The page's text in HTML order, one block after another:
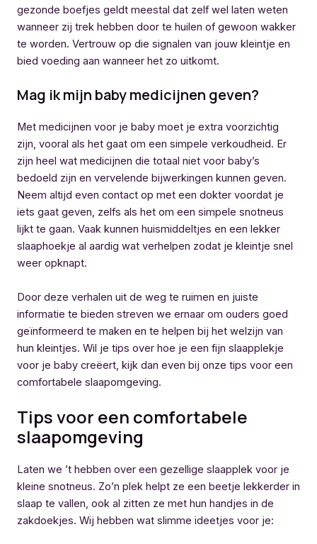
gezonde boefjes geldt meestal dat zelf wel laten weten
wanneer zij trek hebben door te huilen of gewoon wakker
te worden. Vertrouw op die signalen van jouw kleintje en
bied voeding aan wanneer het zo uitkomt.
Mag ik mijn baby medicijnen geven?
Met medicijnen voor je baby moet je extra voorzichtig
zijn, vooral als het gaat om een simpele verkoudheid. Er
zijn heel wat medicijnen die totaal niet voor baby’s
bedoeld zijn en vervelende bijwerkingen kunnen geven.
Neem altijd even contact op met een dokter voordat je
iets gaat geven, zelfs als het om een simpele snotneus
lijkt te gaan. Vaak kunnen huismiddeltjes en een lekker
slaaphoekje al aardig wat verhelpen zodat je kleintje snel
weer opknapt.
Door deze verhalen uit de weg te ruimen en juiste
informatie te bieden streven we ernaar om ouders goed
geïnformeerd te maken en te helpen bij het welzijn van
hun kleintjes. Wil je tips over hoe je een fijn slaapplekje
voor je baby creëert, kijk dan even bij onze tips voor een
comfortabele slaapomgeving.
Tips voor een comfortabele
slaapomgeving
Laten we ’t hebben over een gezellige slaapplek voor je
kleine snotneus. Zo’n plek helpt ze een beetje lekkerder in
slaap te vallen, ook al zitten ze met hun handjes in de
zakdoekjes. Wij hebben wat slimme ideetjes voor je: